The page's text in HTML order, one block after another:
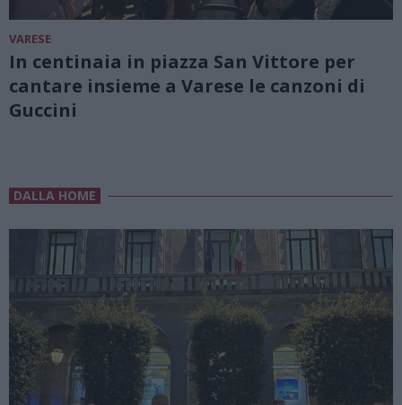
VARESE
In centinaia in piazza San Vittore per
cantare insieme a Varese le canzoni di
Guccini
DALLA HOME